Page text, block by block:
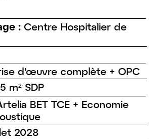
:Centre Hospitalier de
d'œuvre complète + OPC
m² SDP
BET TCE + Economie
2028